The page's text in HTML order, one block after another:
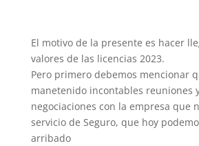
El motivo de la presente es hacer
valores de las licencias 2023.
Pero primero debemos mencionar
manetenido incontables reuniones
negociaciones con la empresa que
servicio de Seguro, que hoy
arribado